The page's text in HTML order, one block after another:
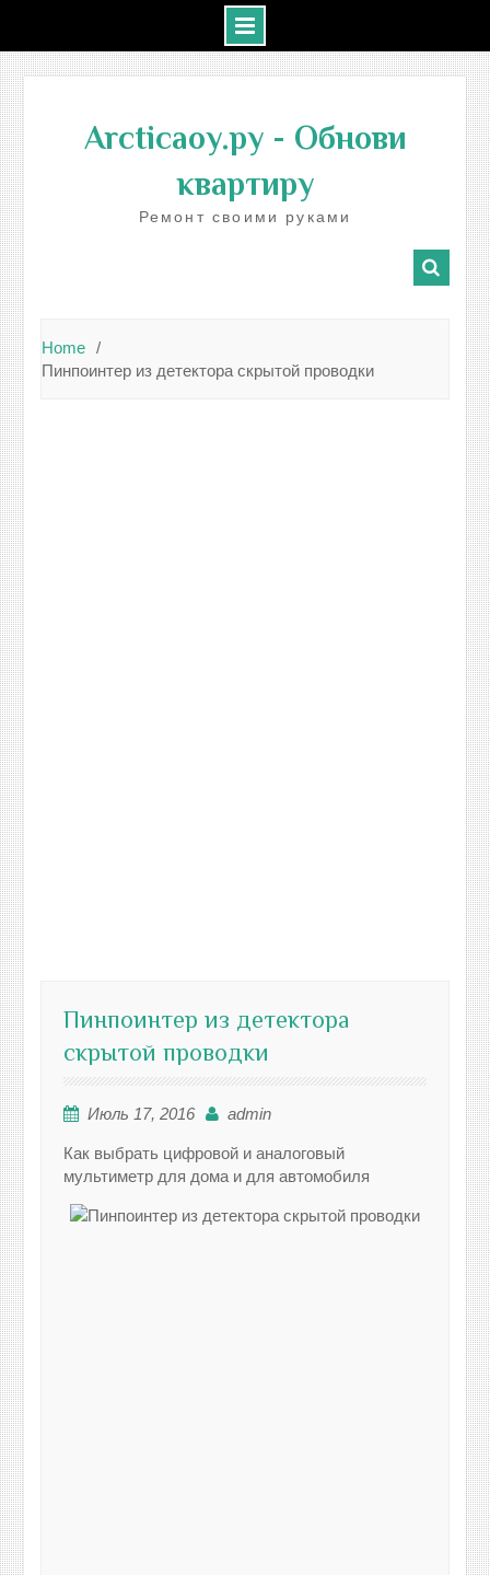
contentArcticaoy.ру- Обнови
квартиру
Ремонт своими руками
Home
Пинпоинтер из детектора скрытой проводки
Пинпоинтер из детектора
скрытой проводки
Июль 17, 2016 admin
Как выбрать цифровой и аналоговый
мультиметр для дома и для автомобиля